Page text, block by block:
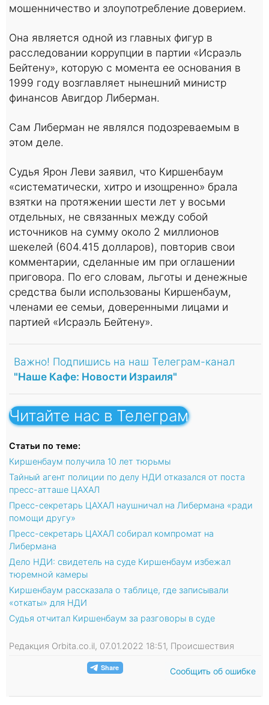
мошенничество и злоупотребление доверием.
Она является одной из главных фигур в
расследовании коррупции в партии «Исраэль
Бейтену», которую с момента ее основания в
1999 году возглавляет нынешний министр
финансов Авигдор Либерман.
Сам Либерман не являлся подозреваемым в
этом деле.
Судья Ярон Леви заявил, что Киршенбаум
«систематически, хитро и изощренно» брала
взятки на протяжении шести лет у восьми
отдельных, не связанных между собой
источников на сумму около 2 миллионов
шекелей (604.415 долларов), повторив свои
комментарии, сделанные им при оглашении
приговора. По его словам, льготы и денежные
средства были использованы Киршенбаум,
членами ее семьи, доверенными лицами и
партией «Исраэль Бейтену».
Важно! Подпишись на наш Телеграм-канал
"Наше Кафе: Новости Израиля"
Читайте нас в Телеграм
Статьи по теме:
Киршенбаум получила 10 лет тюрьмы
Тайный агент полиции по делу НДИ отказался от поста
пресс-атташе ЦАХАЛ
Пресс-секретарь ЦАХАЛ наушничал на Либермана «ради
помощи другу»
Пресс-секретарь ЦАХАЛ собирал компромат на
Либермана
Дело НДИ: свидетель на суде Киршенбаум избежал
тюремной камеры
Киршенбаум рассказала о таблице, где записывали
«откаты» для НДИ
Судья отчитал Киршенбаум за разговоры в суде
Редакция Orbita.co.il, 07.01.2022 18:51, Происшествия
Сообщить об ошибке